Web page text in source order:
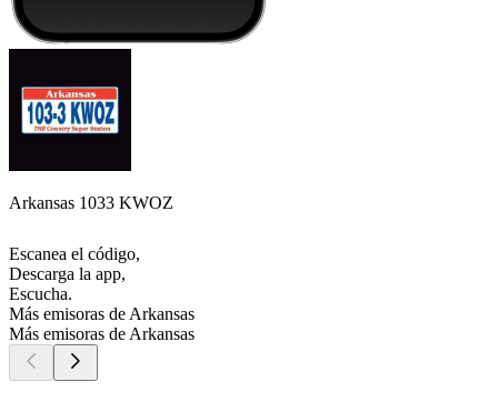
Arkansas 1033 KWOZ
Escanea el código,
Descarga la app,
Escucha.
Más emisoras de Arkansas
Más emisoras de Arkansas